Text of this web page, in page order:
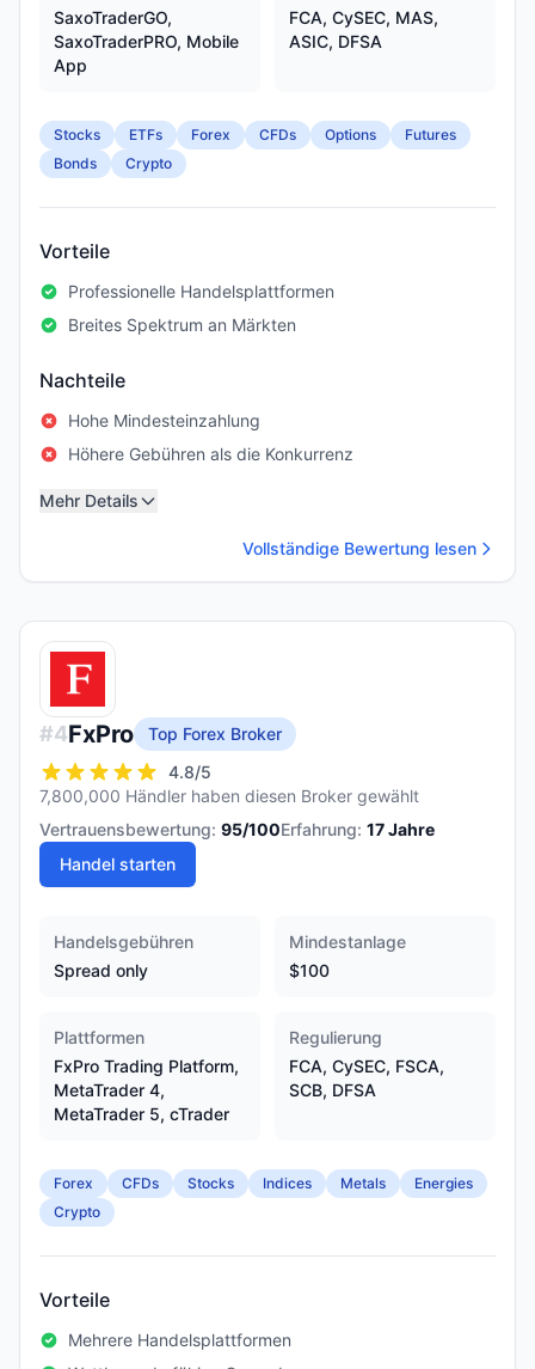
SaxoTraderGO,
SaxoTraderPRO, Mobile
App
FCA, CySEC, MAS,
ASIC, DFSA
Stocks ETFs Forex CFDs Options
Futures
Bonds
Crypto
Vorteile
Professionelle Handelsplattformen
Breites Spektrum an Märkten
Nachteile
Hohe Mindesteinzahlung
Höhere Gebühren als die Konkurrenz
Mehr Details
Vollständige Bewertung lesen
#4FxPro
Top Forex Broker
4.8/5
7,800,000 Händler haben diesen Broker gewählt
Vertrauensbewertung: 95/100Erfahrung: 17Jahre
Handel starten
Handelsgebühren
Spread only
Mindestanlage
$100
Plattformen
FxPro Trading Platform,
MetaTrader 4,
MetaTrader 5, cTrader
Regulierung
FCA, CySEC, FSCA,
SCB, DFSA
Forex CFDs Stocks Indices Metals
Energies
Crypto
Vorteile
Mehrere Handelsplattformen